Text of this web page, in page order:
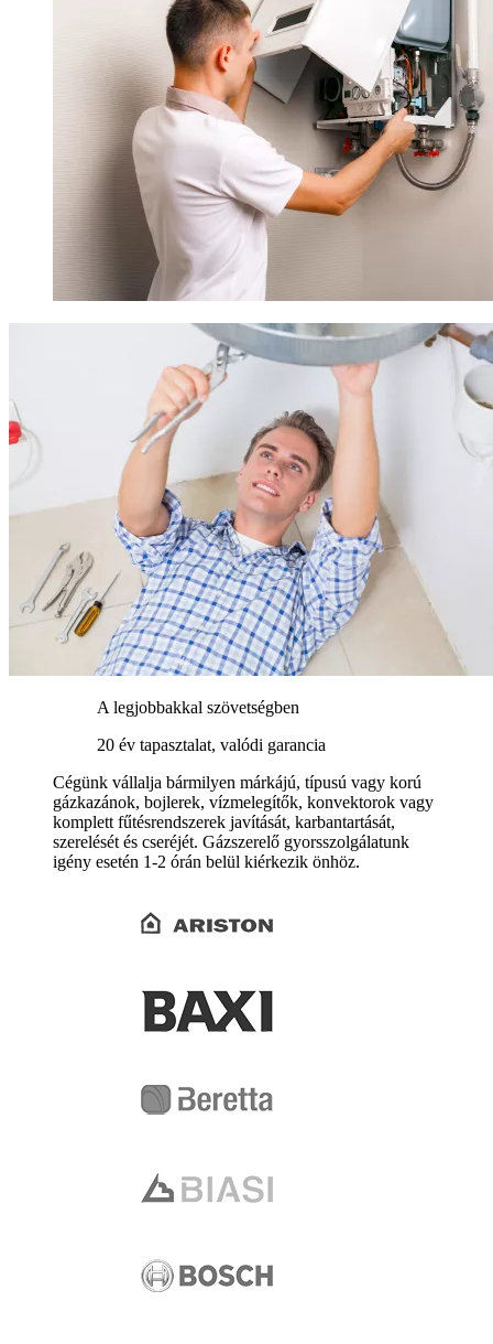
A legjobbakkal szövetségben
20 év tapasztalat, valódi garancia
Cégünk vállalja bármilyen márkájú, típusú vagy korú
gázkazánok, bojlerek, vízmelegítők, konvektorok vagy
komplett fűtésrendszerek javítását, karbantartását,
szerelését és cseréjét. Gázszerelő gyorsszolgálatunk
igény esetén 1-2 órán belül kiérkezik önhöz.